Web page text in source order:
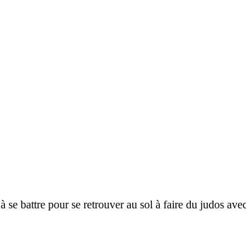
se battre pour se retrouver au sol à faire du judos